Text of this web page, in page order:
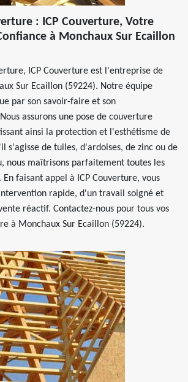
: ICP Couverture, Votre
à Monchaux Sur Ecaillon
ICP Couverture est l'entreprise de
Sur Ecaillon (59224). Notre équipe
par son savoir-faire et son
assurons une pose de couverture
ainsi la protection et l'esthétisme de
s'agisse de tuiles, d'ardoises, de zinc ou de
nous maîtrisons parfaitement toutes les
En faisant appel à ICP Couverture, vous
rapide, d'un travail soigné et
réactif. Contactez-nous pour tous vos
à Monchaux Sur Ecaillon (59224).